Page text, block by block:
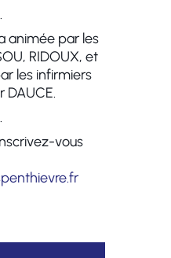
animée par les
RIDOUX, et
les infirmiers
DAUCE.
vous
fr